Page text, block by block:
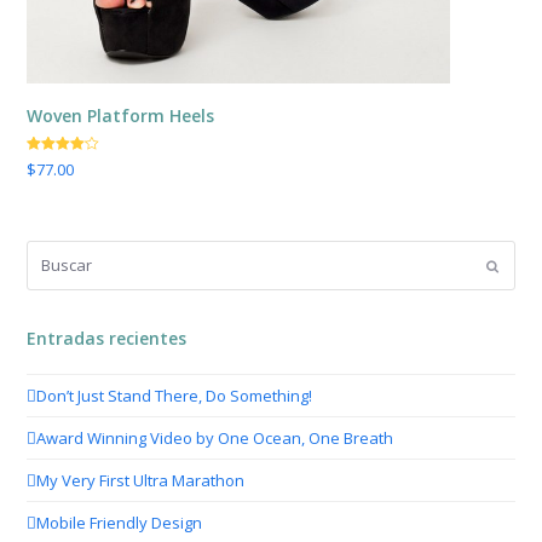
Woven Platform Heels
Valorado
con 4.00
El
$88.00.
$77.00El
Enviar
Entradas recientes
Don’t Just Stand There, Do Something!
Award Winning Video by One Ocean, One Breath
My Very First Ultra Marathon
Mobile Friendly Design